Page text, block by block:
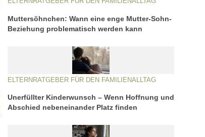
Muttersöhnchen: Wann eine enge Mutter-Sohn-
Beziehung problematisch werden kann
ELTERNRATGEBER FÜR DEN FAMILIENALLTAG
Unerfüllter Kinderwunsch – Wenn Hoffnung und
Abschied nebeneinander Platz finden